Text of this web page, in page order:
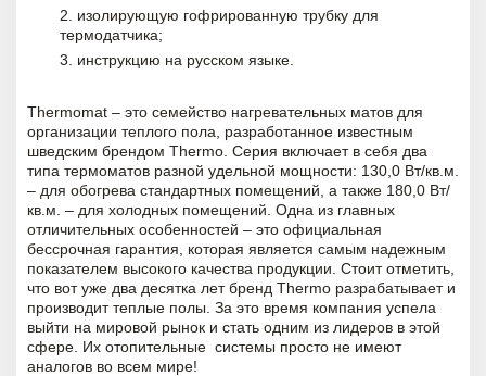
изолирующую гофрированную трубку для
термодатчика;
инструкцию на русском языке.
Thermomat – это семейство нагревательных матов для
организации теплого пола, разработанное известным
шведским брендом Thermo. Серия включает в себя два
типа термоматов разной удельной мощности: 130,0 Вт/кв.м.
– для обогрева стандартных помещений, а также 180,0 Вт/
кв.м. – для холодных помещений. Одна из главных
отличительных особенностей – это официальная
бессрочная гарантия, которая является самым надежным
показателем высокого качества продукции. Стоит отметить,
что вот уже два десятка лет бренд Thermo разрабатывает и
производит теплые полы. За это время компания успела
выйти на мировой рынок и стать одним из лидеров в этой
сфере. Их отопительные системы просто не имеют
аналогов во всем мире!